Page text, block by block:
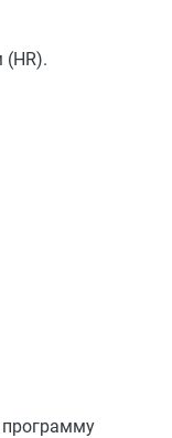
(HR).